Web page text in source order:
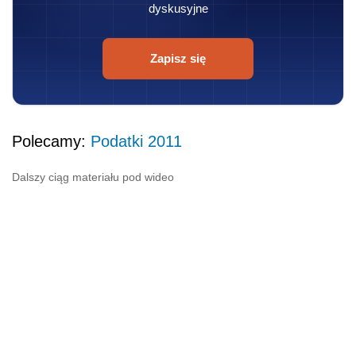
dyskusyjne
Zapisz się
Polecamy: Podatki 2011
Dalszy ciąg materiału pod wideo